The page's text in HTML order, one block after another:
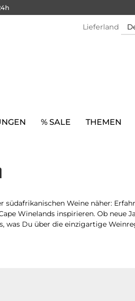
Lieferland
% SALE THEMEN
Weine näher:
Winelands inspirieren. Ob neue
was Du über die einzigartige